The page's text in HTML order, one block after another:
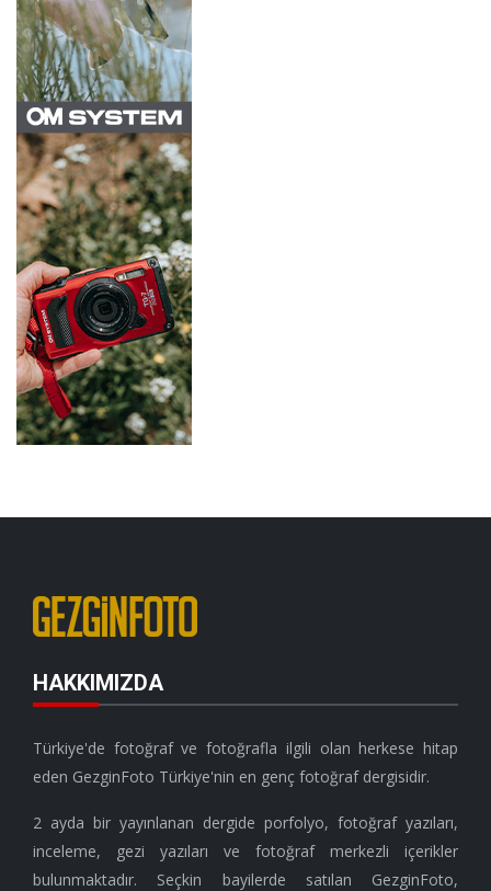
HAKKIMIZDA
Türkiye'de fotoğraf ve fotoğrafla ilgili olan herkese hitap
eden GezginFoto Türkiye'nin en genç fotoğraf dergisidir.
2 ayda bir yayınlanan dergide porfolyo, fotoğraf yazıları,
inceleme, gezi yazıları ve fotoğraf merkezli içerikler
bulunmaktadır. Seçkin bayilerde satılan GezginFoto,